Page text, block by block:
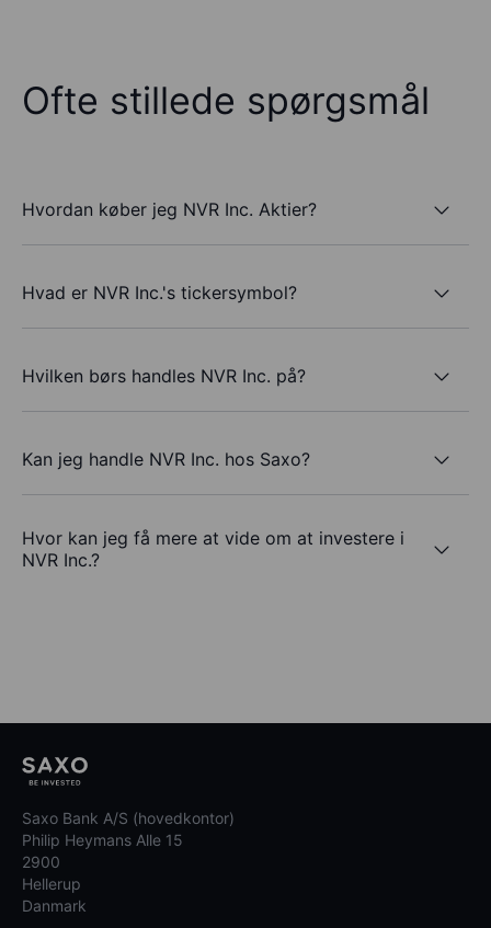
Ofte stillede spørgsmål
Hvordan køber jeg NVR Inc. Aktier?
Hvad er NVR Inc.'s tickersymbol?
Hvilken børs handles NVR Inc. på?
Kan jeg handle NVR Inc. hos Saxo?
Hvor kan jeg få mere at vide om at investere i
NVR Inc.?
Saxo Bank A/S (hovedkontor)
Philip Heymans Alle 15
2900
Hellerup
Danmark